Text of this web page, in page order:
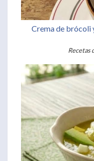
Crema de brócoli
Recetas